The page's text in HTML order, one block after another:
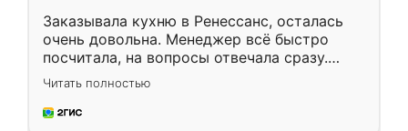
Заказывала кухню в Ренессанс, осталась
очень довольна. Менеджер всё быстро
посчитала, на вопросы отвечала сразу.
Замерщик приехал в субботу, подошёл к
делу со всей ответственностью. Собрали
за день, ребята работали аккуратно, даже
Читать полностью